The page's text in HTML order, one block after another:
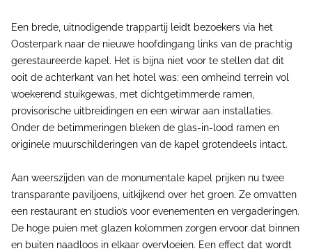
Een brede, uitnodigende trappartij leidt bezoekers via het
Oosterpark naar de nieuwe hoofdingang links van de prachtig
gerestaureerde kapel. Het is bijna niet voor te stellen dat dit
ooit de achterkant van het hotel was: een omheind terrein vol
woekerend stuikgewas, met dichtgetimmerde ramen,
provisorische uitbreidingen en een wirwar aan installaties.
Onder de betimmeringen bleken de glas-in-lood ramen en
originele muurschilderingen van de kapel grotendeels intact.
Aan weerszijden van de monumentale kapel prijken nu twee
transparante paviljoens, uitkijkend over het groen. Ze omvatten
een restaurant en studio’s voor evenementen en vergaderingen.
De hoge puien met glazen kolommen zorgen ervoor dat binnen
en buiten naadloos in elkaar overvloeien. Een effect dat wordt